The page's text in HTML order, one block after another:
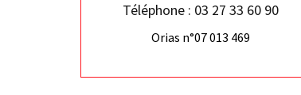
Téléphone : 03 27 33 60 90
Orias n°07 013 469